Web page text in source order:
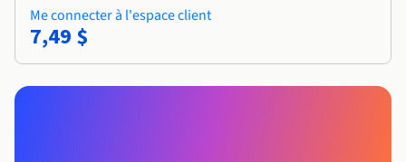
Me connecter à l'espace client
7,49 $